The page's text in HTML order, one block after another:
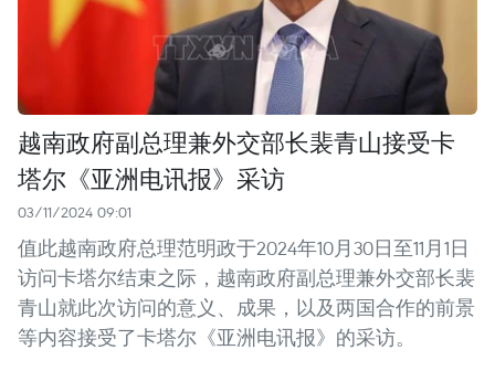
越南政府副总理兼外交部长裴青山接受卡
塔尔《亚洲电讯报》采访
03/11/2024 09:01
值此越南政府总理范明政于2024年10月30日至11月1日
访问卡塔尔结束之际，越南政府副总理兼外交部长裴
青山就此次访问的意义、成果，以及两国合作的前景
等内容接受了卡塔尔《亚洲电讯报》的采访。